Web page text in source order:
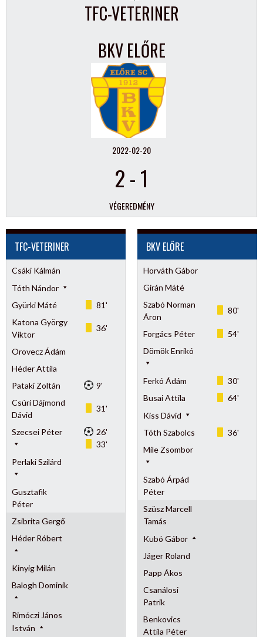
TFC-VETERINER
BKV ELŐRE
2022-02-20
2-1
VÉGEREDMÉNY
TFC-VETERINER
Csáki Kálmán
Tóth Nándor
Gyürki Máté
81'
Katona György
Viktor
36'
Orovecz Ádám
Héder Attila
Pataki Zoltán
9'
Csúri Dájmond
Dávid
31'
Szecsei Péter
26'
33'
Perlaki Szilárd
Gusztafik
Péter
Zsibrita Gergő
Héder Róbert
Kinyig Milán
Balogh Dominik
Rimóczi János
István
BKV ELŐRE
Horváth Gábor
Girán Máté
Szabó Norman
Áron
80'
Forgács Péter
54'
Dömök Enrikó
Ferkó Ádám
30'
Busai Attila
64'
Kiss Dávid
Tóth Szabolcs
36'
Mile Zsombor
Szabó Árpád
Péter
Szüsz Marcell
Tamás
Kubó Gábor
Jáger Roland
Papp Ákos
Csanálosi
Patrik
Benkovics
Attila Péter